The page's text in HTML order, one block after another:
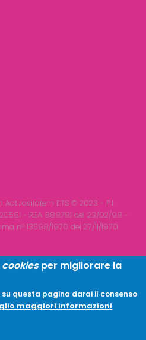
ETS © 2023 - P.I.
- REA 888781 del 23/02/98 -
n° 13598/1970 del 27/11/1970
| All Rights Reserved
cookiesper migliorare la
questa pagina darai il consenso
maggiori informazioni